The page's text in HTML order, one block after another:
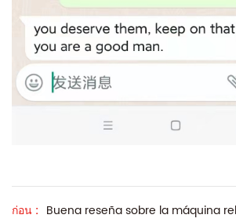
ก่อน : Buena reseña sobre la máquina